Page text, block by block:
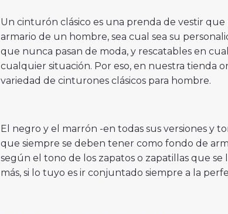
Un cinturón clásico es una prenda de vestir
armario de un hombre, sea cual sea su
que nunca pasan de moda, y rescatables en
cualquier situación. Por eso, en nuestra tienda
variedad de cinturones clásicos para hombre.
El negro y el marrón -en todas sus versiones y
que siempre se deben tener como fondo de
según el tono de los zapatos o zapatillas que se
más, si lo tuyo es ir conjuntado siempre a la